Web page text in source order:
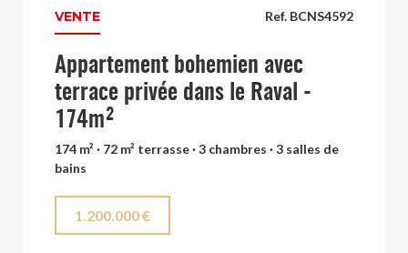
Ref. BCNS4592
VENTE
Appartement bohemien avec
terrace privée dans le Raval -
174m²
174 m² · 72 m² terrasse · 3 chambres · 3 salles de
bains
1.200.000 €